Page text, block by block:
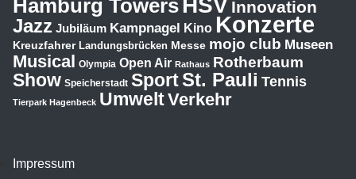
Impressum
Hamburg TowersHSV Innovation
Jazz Jubiläum Kampnagel Kino Konzerte
Kreuzfahrer Landungsbrücken Messe mojo club Museen
Musical Olympia Open Air Rathaus Rotherbaum
Show Speicherstadt SportSt. Pauli Tennis
Tierpark Hagenbeck UmweltVerkehr